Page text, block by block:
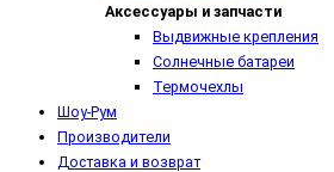
Аксессуары и запчасти
Выдвижные крепления
Солнечные батареи
Термочехлы
Шоу-Рум
Производители
Доставка и возврат